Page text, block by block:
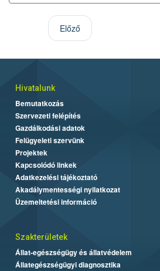
Előző
Hivatalunk
Bemutatkozás
Szervezeti felépítés
Gazdálkodási adatok
Felügyeleti szervünk
Projektek
Kapcsolódó linkek
Adatkezelési tájékoztató
Akadálymentességi nyilatkozat
Üzemeltetési információ
Szakterületek
Állat-egészségügy és állatvédelem
Állategészségügyi diagnosztika